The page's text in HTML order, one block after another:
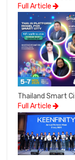
Full Article
Thailand Smart
Full Article